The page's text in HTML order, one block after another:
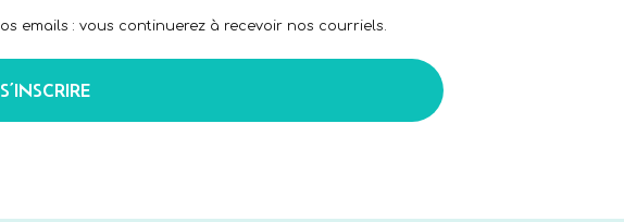
emails : vous continuerez à recevoir nos courriels.
S’INSCRIRE